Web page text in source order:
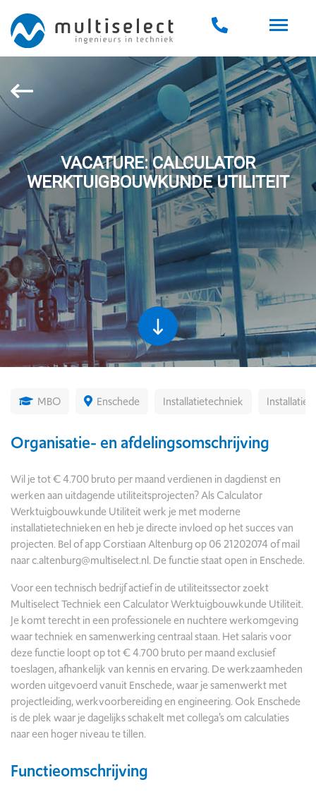
VACATURE: CALCULATOR
WERKTUIGBOUWKUNDE UTILITEIT
MBO Enschede Installatietechniek
Organisatie- en afdelingsomschrijving
Wil je tot € 4.700 bruto per maand verdienen in dagdienst en
werken aan uitdagende utiliteitsprojecten? Als Calculator
Werktuigbouwkunde Utiliteit werk je met moderne
installatietechnieken en heb je directe invloed op het succes van
projecten. Bel of app Corstiaan Altenburg op 06 21202074 of mail
naar c.altenburg@multiselect.nl. De functie staat open in Enschede.
Voor een technisch bedrijf actief in de utiliteitssector zoekt
Multiselect Techniek een Calculator Werktuigbouwkunde Utiliteit.
Je komt terecht in een professionele en nuchtere werkomgeving
waar techniek en samenwerking centraal staan. Het salaris voor
deze functie loopt op tot € 4.700 bruto per maand exclusief
toeslagen, afhankelijk van kennis en ervaring. De werkzaamheden
worden uitgevoerd vanuit Enschede, waar je samenwerkt met
projectleiding, werkvoorbereiding en engineering. Ook Enschede
is de plek waar je dagelijks schakelt met collega’s om calculaties
naar een hoger niveau te tillen.
Functieomschrijving